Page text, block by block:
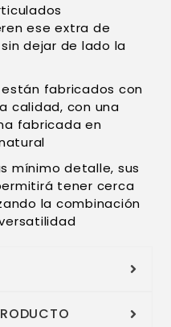
ese extra de
dejar de lado la
fabricados con
calidad, con una
fabricada en
mínimo detalle, sus
tener cerca
la combinación